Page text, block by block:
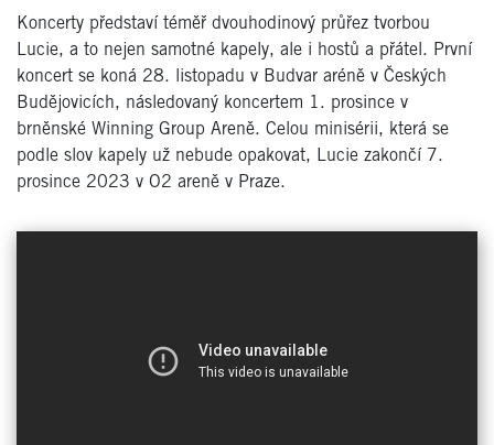
Koncerty představí téměř dvouhodinový průřez tvorbou
Lucie, a to nejen samotné kapely, ale i hostů a přátel. První
koncert se koná 28. listopadu v Budvar aréně v Českých
Budějovicích, následovaný koncertem 1. prosince v
brněnské Winning Group Areně. Celou minisérii, která se
podle slov kapely už nebude opakovat, Lucie zakončí 7.
prosince 2023 v O2 areně v Praze.